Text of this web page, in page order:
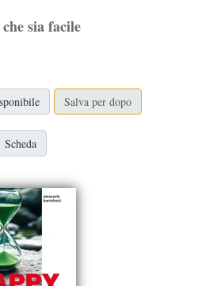
sia facile
Salva per dopo
Scheda